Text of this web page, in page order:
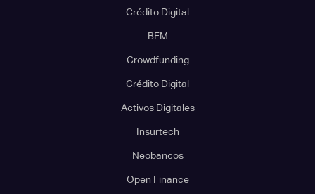
Crédito Digital
BFM
Crowdfunding
Crédito Digital
Activos Digitales
Insurtech
Neobancos
Open Finance